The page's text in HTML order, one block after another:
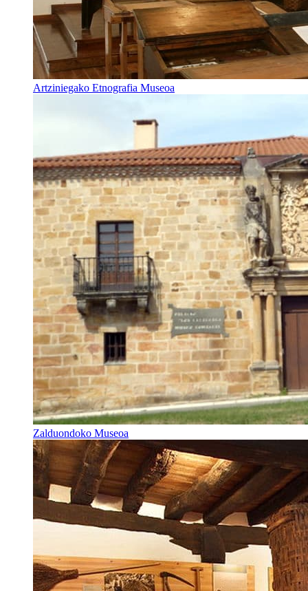
Artziniegako Etnografia Museoa
Zalduondoko Museoa